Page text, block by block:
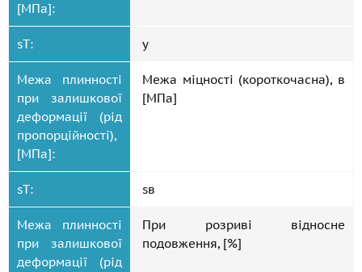
[МПа]:
sT: y
Межа плинності
при залишкової
деформації (рід
пропорційності),
[МПа]:
Межа міцності (короткочасна), в
[МПа]
sT: sв
Межа плинності
при залишкової
деформації (рід
При розриві відносне
подовження, [%]